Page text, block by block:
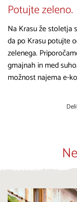
Potujte zeleno.
Na Krasu že stoletja
da po Krasu potujte
zelenega.
gmajnah in med
možnost najema e-